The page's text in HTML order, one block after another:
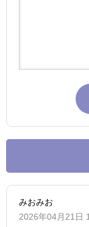
みおみお
2026年04月21日